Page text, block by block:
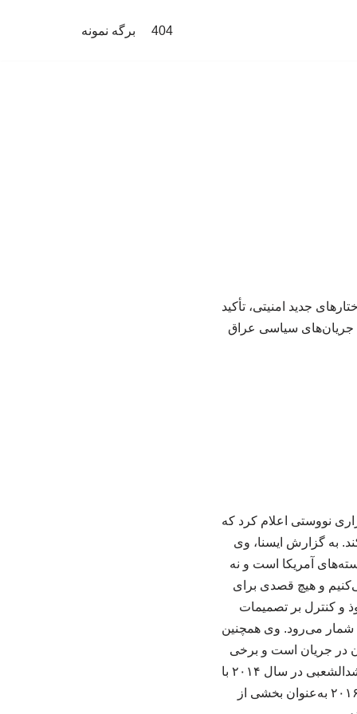
404 برگه نمونه
جدید امنیتی، تأکید
جریان‌های سیاسی عراق
نووستی اعلام کرد که
به گزارش ایسنا، وی
آمریکا است و نه
و هیچ قصدی برای
و کنترل بر تصمیمات
شمار می‌رود. وی همچنین
در جریان است و برخی
طرف‌های آمریکایی تلاش دارند در ساختار امنیتی و سیاسی کشور نقش‌آفرینی کنند. سازمان الحشدالشعبی در سال ۲۰۱۴ با
هدف پشتیبانی از نیروهای مسلح عراق در نبرد با گروه تروریستی داعش تشکیل شد و از سال ۲۰۱۶ به‌عنوان بخشی از